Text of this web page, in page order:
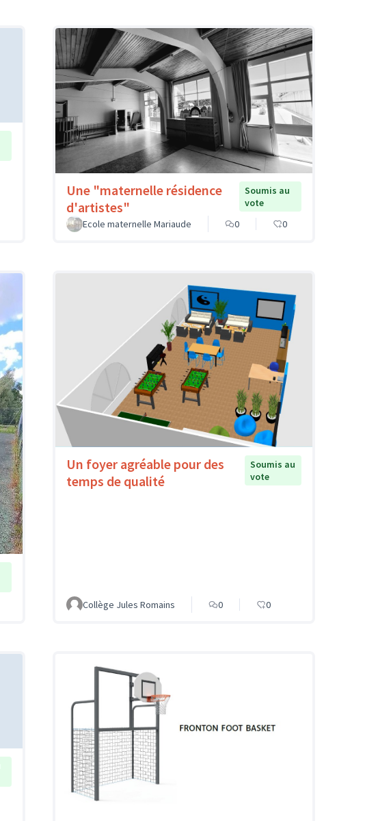
Une "maternelle résidence
d'artistes"
Soumis au
vote
Ecole maternelle Mariaude
0 0
Un foyer agréable pour des
temps de qualité
Soumis au
vote
Collège Jules Romains 0 0